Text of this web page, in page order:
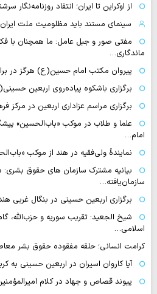
از اوکراین تا ایران؛ انتقاد روزنامه‌نگار
سینمای مستند باید مظلومیت ملت
مفتی صور و جبل عامل: ما همچنان با
ماندگاری…
پیروان مکتب امام حسین(ع) هرگز در
برگزاری باشکوه پیاده‌روی اربعین
برگزاری مراسم عزاداری اربعین در مرکز
علما و طلاب در موکب «باب‌الحسین»
امام…
نمایندهٔ ولی‌فقیه در هند از موکب «باب‌الحسین عمود
بیانیه مشترک سازمان های حقوق بشری:
سازمان‌یافته…
برگزاری اربعین حسینی در بنگال غربی
شیخ الجعید: تقریب سوریه و حزب‌الله،
اسلامی…
کرامت انسانی؛ حلقه مفقوده حقوق بشر
آیا کاروان اسیران در اربعین حسینی به
پیوند قصاص و جهاد در کلام